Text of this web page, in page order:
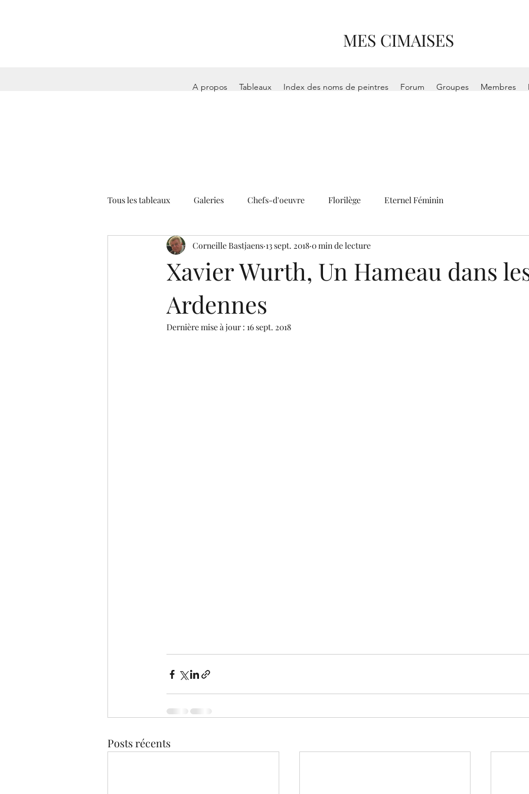
MES CIMAISES
A propos Tableaux Index des noms de peintres Forum Groupes Membres
Tous les tableaux Galeries Chefs-d'oeuvre Florilège Eternel Féminin
Xavier Wurth, Un Hameau dans
Ardennes
Corneille Bastjaens 13 sept. 2018 0 min de lecture
Dernière mise à jour : 16 sept. 2018
Posts récents